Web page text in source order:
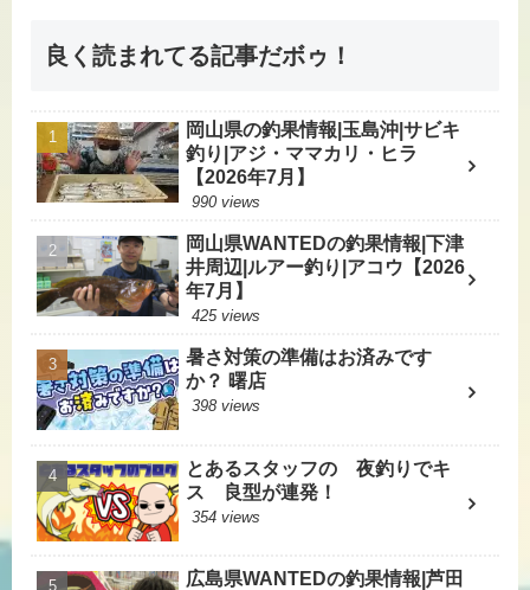
良く読まれてる記事だボゥ！
岡山県の釣果情報|玉島沖|サビキ
釣り|アジ・ママカリ・ヒラ
【2026年7月】
990 views
岡山県WANTEDの釣果情報|下津
井周辺|ルアー釣り|アコウ【2026
年7月】
425 views
暑さ対策の準備はお済みです
か？ 曙店
398 views
とあるスタッフの 夜釣りでキ
ス 良型が連発！
354 views
広島県WANTEDの釣果情報|芦田